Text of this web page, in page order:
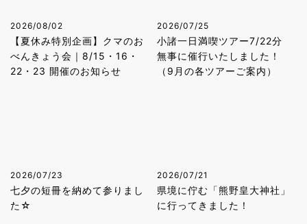
2026/08/02
【夏休み特別企画】クマのお
べんきょう会｜8/15・16・
22・23 開催のお知らせ
2026/07/25
小諸一日満喫ツアー7/22分
無事に催行いたしました！
（9月の各ツアーご案内）
2026/07/23
七夕の短冊を納めて参りまし
た☆
2026/07/21
県境に佇む「熊野皇大神社」
に行ってきました！